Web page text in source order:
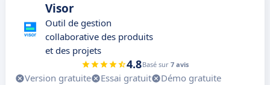
Visor
Outil de gestion
collaborative des produits
et des projets
4.8Basé sur 7 avis
Version gratuite Essai gratuit
Démo gratuite